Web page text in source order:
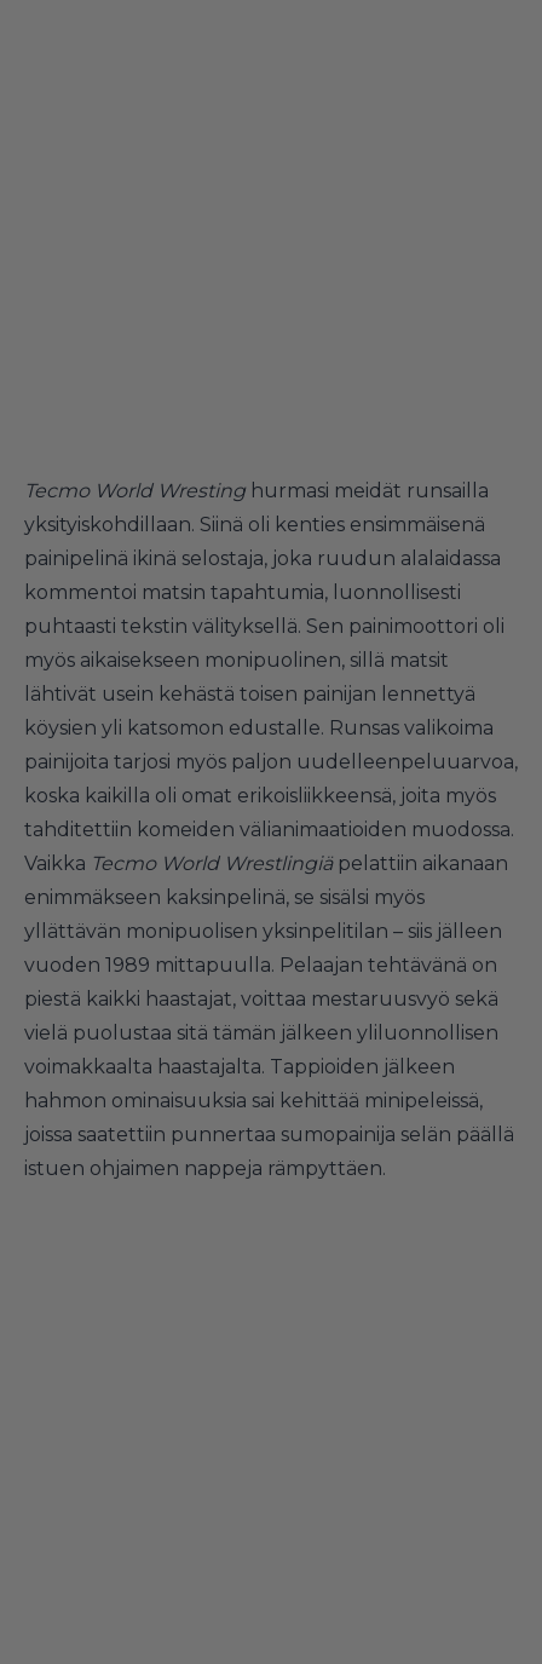
Tecmo World Wresting hurmasi meidät runsailla
yksityiskohdillaan. Siinä oli kenties ensimmäisenä
painipelinä ikinä selostaja, joka ruudun alalaidassa
kommentoi matsin tapahtumia, luonnollisesti
puhtaasti tekstin välityksellä. Sen painimoottori oli
myös aikaisekseen monipuolinen, sillä matsit
lähtivät usein kehästä toisen painijan lennettyä
köysien yli katsomon edustalle. Runsas valikoima
painijoita tarjosi myös paljon uudelleenpeluuarvoa,
koska kaikilla oli omat erikoisliikkeensä, joita myös
tahditettiin komeiden välianimaatioiden muodossa.
Vaikka Tecmo World Wrestlingiä pelattiin aikanaan
enimmäkseen kaksinpelinä, se sisälsi myös
yllättävän monipuolisen yksinpelitilan – siis jälleen
vuoden 1989 mittapuulla. Pelaajan tehtävänä on
piestä kaikki haastajat, voittaa mestaruusvyö sekä
vielä puolustaa sitä tämän jälkeen yliluonnollisen
voimakkaalta haastajalta. Tappioiden jälkeen
hahmon ominaisuuksia sai kehittää minipeleissä,
joissa saatettiin punnertaa sumopainija selän päällä
istuen ohjaimen nappeja rämpyttäen.